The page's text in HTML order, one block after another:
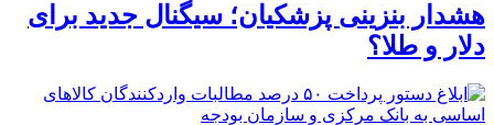
هشدار بنزینی پزشکیان؛ سیگنال جدید برای
دلار و طلا؟